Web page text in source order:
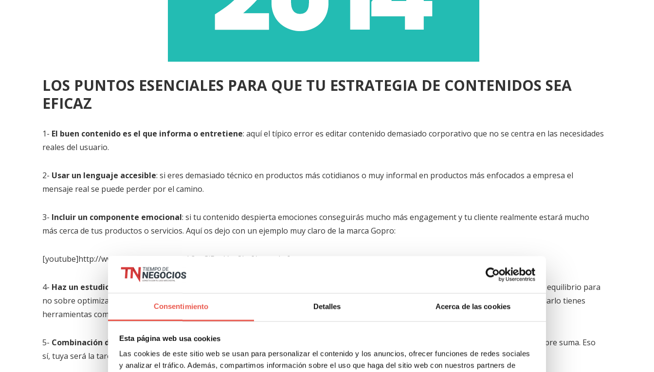
Consentimiento Detalles Acerca de las cookies
Esta página web usa cookies
Las cookies de este sitio web se usan para personalizar el contenido y los anuncios, ofrecer funciones de redes sociales
y analizar el tráfico. Además, compartimos información sobre el uso que haga del sitio web con nuestros partners de
LOS PUNTOS ESENCIALES PARA QUE TU ESTRATEGIA DE CONTENIDOS SEA
EFICAZ
1- El buen contenido es el que informa o entretiene: aquí el típico error es editar contenido demasiado corporativo que no se centra en las necesidades
reales del usuario.
2- Usar un lenguaje accesible: si eres demasiado técnico en productos más cotidianos o muy informal en productos más enfocados a empresa el
mensaje real se puede perder por el camino.
3- Incluir un componente emocional: si tu contenido despierta emociones conseguirás mucho más engagement y tu cliente realmente estará mucho
más cerca de tus productos o servicios. Aquí os dejo con un ejemplo muy claro de la marca Gopro:
[youtube]http://www.youtube.com/watch?v=CjB_oVeq8Lo[/youtube]
4- Haz un estudio previo de las palabras clave más buscadas para tu producto
: una vez las tengas tendrás que incluirlas buscando un equilibrio para
no sobre optimizarlas y ser penalizado para SEO. Se dice que la densidad máxima es un 20% sobre el volumen total de palabras. Para calcularlo tienes
herramientas como: Keyworddensity
5- Combinación de soportes: para una estrategia rica de contenidos, una buena combinación de texto, fotos y vídeo principalmente siempre suma. Eso
sí, tuya será la tarea de dominar los distintos contextos y que todo esté bien enlazado para no confundir en el mensaje que se quiere dar.